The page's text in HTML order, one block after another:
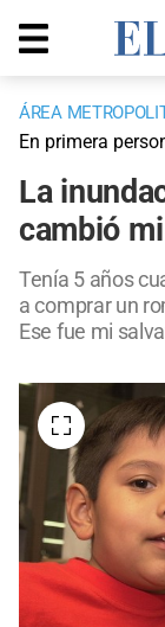
ÁREA
En primera
La
cambió
Tenía 5 años
a comprar un
Ese fue mi